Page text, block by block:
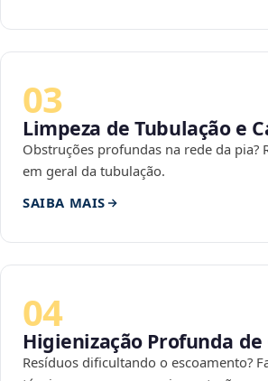
03
Limpeza de Tubulação e
Obstruções profundas na rede da pia?
em geral da tubulação.
SAIBA MAIS
04
Higienização Profunda
Resíduos dificultando o escoamento?